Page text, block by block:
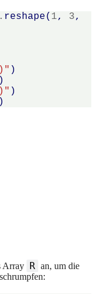
. reshape( 1, 3,
)
)
Array R an, um die